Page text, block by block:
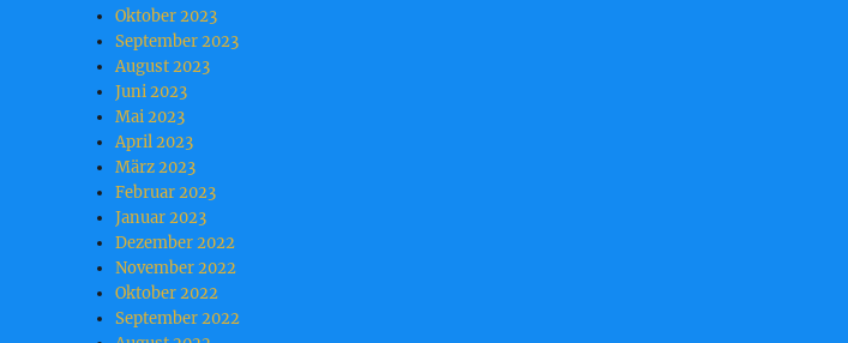
Oktober 2023
September 2023
August 2023
Juni 2023
Mai 2023
April 2023
März 2023
Februar 2023
Januar 2023
Dezember 2022
November 2022
Oktober 2022
September 2022